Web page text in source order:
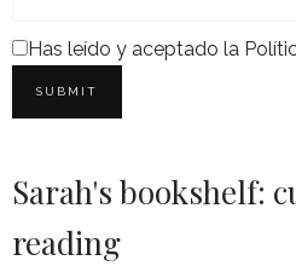
Has leído y aceptado la
Sarah's bookshelf:
reading